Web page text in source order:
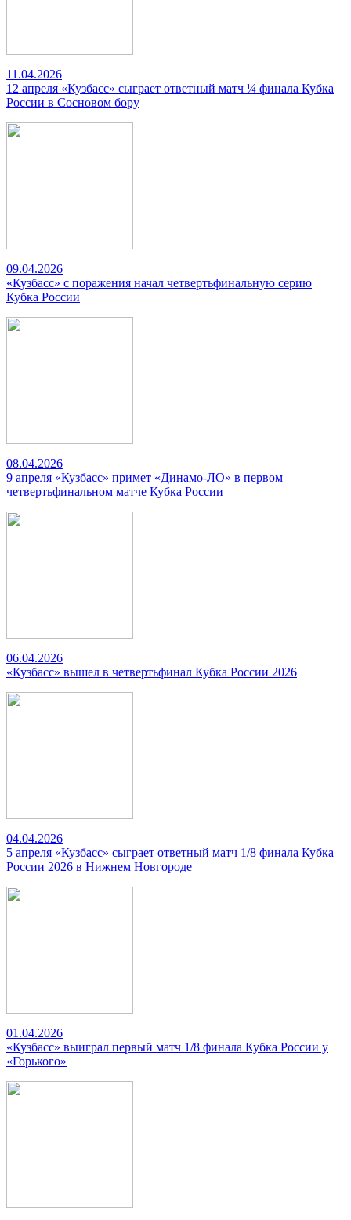
11.04.2026
12 апреля «Кузбасс» сыграет ответный матч ¼ финала Кубка
России в Сосновом бору
09.04.2026
«Кузбасс» с поражения начал четвертьфинальную серию
Кубка России
08.04.2026
9 апреля «Кузбасс» примет «Динамо-ЛО» в первом
четвертьфинальном матче Кубка России
06.04.2026
«Кузбасс» вышел в четвертьфинал Кубка России 2026
04.04.2026
5 апреля «Кузбасс» сыграет ответный матч 1/8 финала Кубка
России 2026 в Нижнем Новгороде
01.04.2026
«Кузбасс» выиграл первый матч 1/8 финала Кубка России у
«Горького»